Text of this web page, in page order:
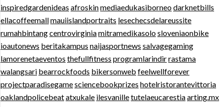
inspiredgardenideas afroskinmediaedukasiborneodarknetbills
ellacoffeemallmauiislandportraits lesechecsdelareussite
rumahbintangcentrovirginiamitramedikasolosloveniaonbike
ioautonews beritakampus naijasportnews salvagegaming
lamorenetaeventos thefullfitness programlarindirrastama
walangsari bearrockfoods bikersonweb feelwellforever
projectparadisegamesciencebookprizes hotelristorantevittoria
oaklandpolicebeatatxukale ilesvanilletutelaeucarestiaarting.mx